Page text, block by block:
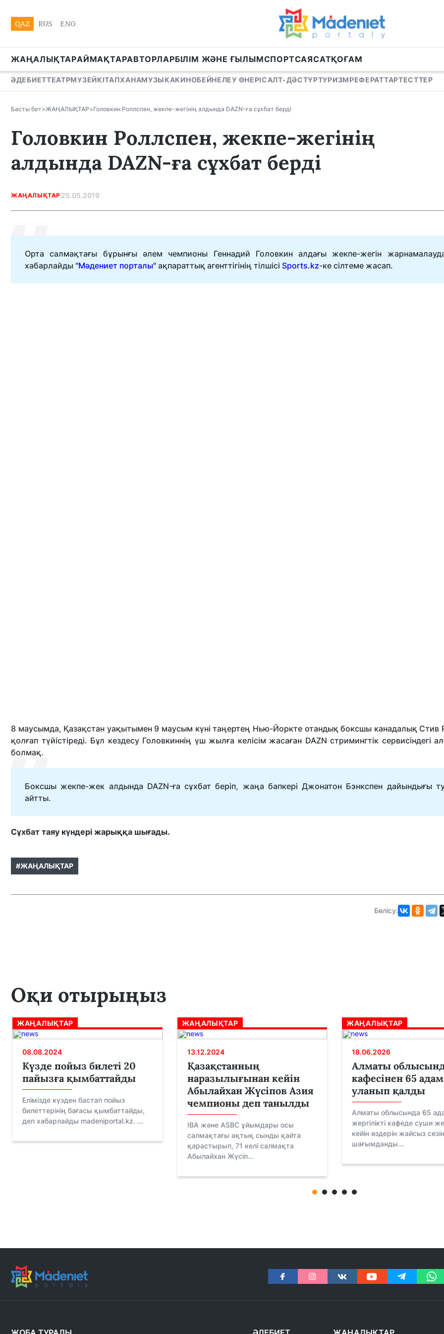
QAZ RUS ENG
ЖАҢАЛЫҚТАРАЙМАҚТАРАВТОРЛАРБІЛІМ ЖӘНЕ ҒЫЛЫМСПОРТСАЯСАТҚОҒАМ
ӘДЕБИЕТТЕАТРМУЗЕЙКІТАПХАНАМУЗЫКАКИНОБЕЙНЕЛЕУ ӨНЕРІСАЛТ-ДӘСТҮРТУРИЗМРЕФЕРАТТАРТЕСТТЕР
Басты бет>ЖАҢАЛЫҚТАР>Головкин Роллспен, жекпе-жегінің алдында DAZN-ға сұхбат берді
Головкин Роллспен, жекпе-жегінің
алдында DAZN-ға сұхбат берді
ЖАҢАЛЫҚТАР 25.05.2019
Орта салмақтағы бұрынғы әлем чемпионы Геннадий Головкин алдағы жекпе-жегін
хабарлайды "Мәдениет порталы" ақпараттық агенттігінің тілшісі Sports.kz-ке сілтеме жасап.
8 маусымда, Қазақстан уақытымен 9 маусым күні таңертең Нью-Йоркте отандық боксшы канадалық Стив
қолғап түйістіреді. Бұл кездесу Головкиннің үш жылға келісім жасаған DAZN стримингтік сервисіндегі
болмақ.
Боксшы жекпе-жек алдында DAZN-ға сұхбат беріп, жаңа бапкері Джонатон Бэнкспен дайындығы
айтты.
Сұхбат таяу күндері жарыққа шығады.
#ЖАҢАЛЫҚТАР
Бөлісу:
Оқи отырыңыз
ЖАҢАЛЫҚТАР
08.08.2024
Күзде пойыз билеті 20
пайызға қымбаттайды
Елімізде күзден бастап пойыз
билеттерінің бағасы қымбаттайды,
деп хабарлайды madeniportal.kz. ...
ЖАҢАЛЫҚТАР
13.12.2024
Қазақстанның
наразылығынан кейін
Абылайхан Жүсіпов Азия
чемпионы деп танылды
IBA және ASBC ұйымдары осы
салмақтағы ақтық сынды қайта
қарастырып, 71 келі салмақта
Абылайхан Жүсіп...
ЖАҢАЛЫҚТАР
18.06.2026
Алматы
кафесінен 65 адам
уланып қалды
Алматы облысында 65
жергілікті кафеде суши
кейін өздерін жайсыз
шағымданды...